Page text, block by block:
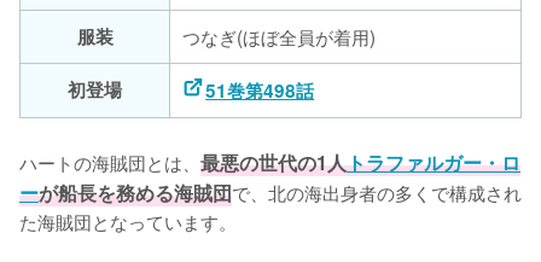
服装
つなぎ(ほぼ全員が着用)
初登場
51巻第498話
ハートの海賊団とは、 最悪の世代の1人トラファルガー・ロ
ーが船長を務める海賊団で、北の海出身者の多くで構成され
た海賊団となっています。